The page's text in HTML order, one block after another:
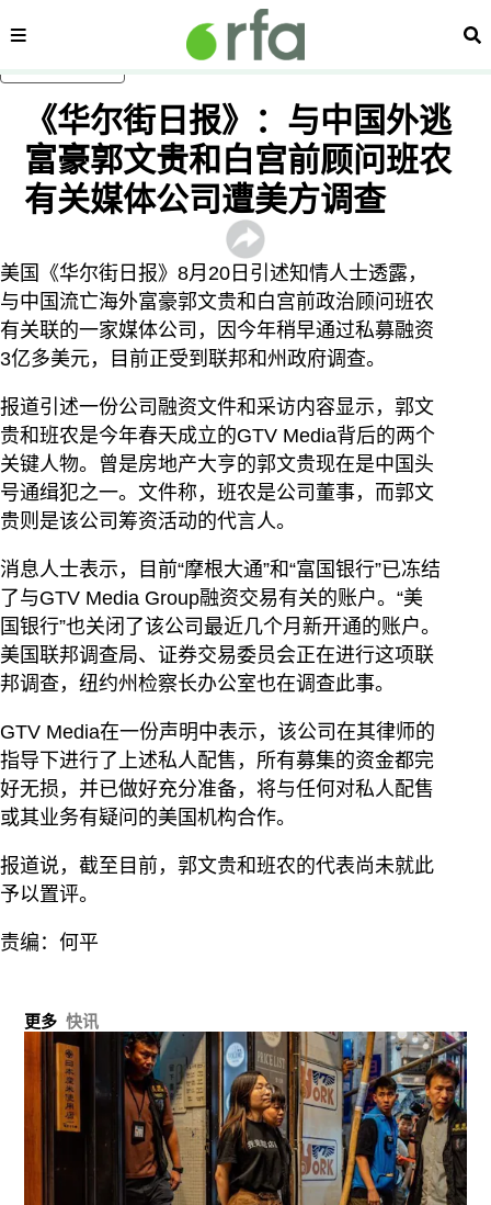
内容分类 搜
《华尔街日报》：与中国外逃
富豪郭文贵和白宫前顾问班农
有关媒体公司遭美方调查
美国《华尔街日报》8月20日引述知情人士透露，
与中国流亡海外富豪郭文贵和白宫前政治顾问班农
有关联的一家媒体公司，因今年稍早通过私募融资
3亿多美元，目前正受到联邦和州政府调查。
报道引述一份公司融资文件和采访内容显示，郭文
贵和班农是今年春天成立的GTV Media背后的两个
关键人物。曾是房地产大亨的郭文贵现在是中国头
号通缉犯之一。文件称，班农是公司董事，而郭文
贵则是该公司筹资活动的代言人。
消息人士表示，目前“摩根大通”和“富国银行”已冻结
了与GTV Media Group融资交易有关的账户。“美
国银行”也关闭了该公司最近几个月新开通的账户。
美国联邦调查局、证券交易委员会正在进行这项联
邦调查，纽约州检察长办公室也在调查此事。
GTV Media在一份声明中表示，该公司在其律师的
指导下进行了上述私人配售，所有募集的资金都完
好无损，并已做好充分准备，将与任何对私人配售
或其业务有疑问的美国机构合作。
报道说，截至目前，郭文贵和班农的代表尚未就此
予以置评。
责编：何平
更多 快讯